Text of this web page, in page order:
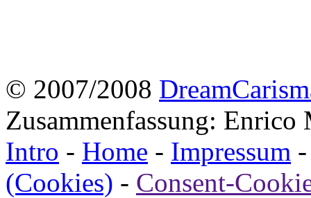
© 2007/2008
Zusammenfassung:
Intro - Home - Impressum
(Cookies) - Consent-